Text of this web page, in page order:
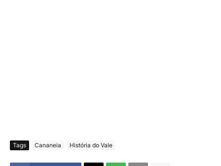
Tags Cananeia História do Vale